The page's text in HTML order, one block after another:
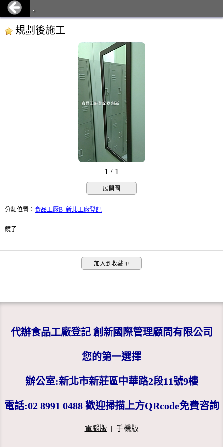
.
規劃後施工
1 / 1
展開圖
分類位置 ： 食品工厰B_新北工廠登記
鏡子
加入到收藏匣
代辦食品工廠登記 創新國際管理顧問有限公司
您的第一選擇
辦公室:新北市新莊區中華路2段11號9樓
電話:02 8991 0488 歡迎掃描上方QRcode免費咨詢
電腦版 | 手機版